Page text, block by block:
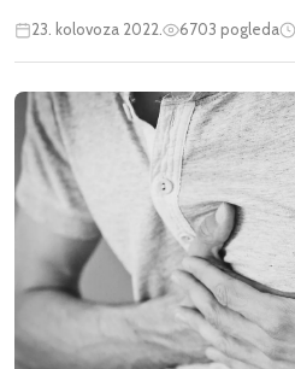
23. kolovoza 2022. 6703 pogleda